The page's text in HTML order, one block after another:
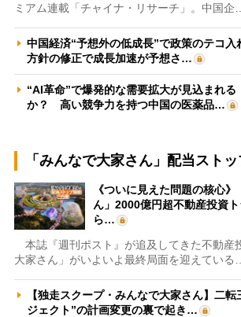
ミアム連載「チャイナ・リサーチ」。中国企…
中国経済“予想外の低成長”で政策のテコ
方針の修正で成長加速が予想さ…
“AI革命”で爆発的な需要拡大が見込まれる
か？ 高い競争力を持つ中国の医薬品…
「みんなで大家さん」配当スト
《ついに見えた問題の核心
ん」2000億円超不動産投資ト
ら…
本誌『週刊ポスト』が追及してきた不動産
大家さん」がいよいよ最終局面を迎えている…
【独走スクープ・みんなで大家さん】二転
ジェクト”の計画変更の裏で起き…